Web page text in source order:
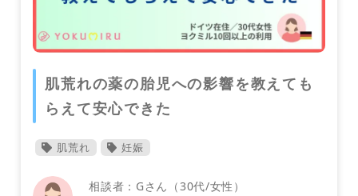
眼科
肌荒れの薬の胎児への影響を教えても
らえて安心できた
肌荒れ 妊娠
相談者：Gさん（30代/女性）